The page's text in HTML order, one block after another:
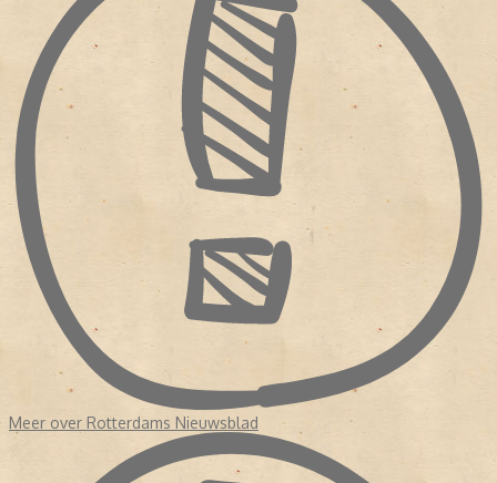
Meer over Rotterdams Nieuwsblad